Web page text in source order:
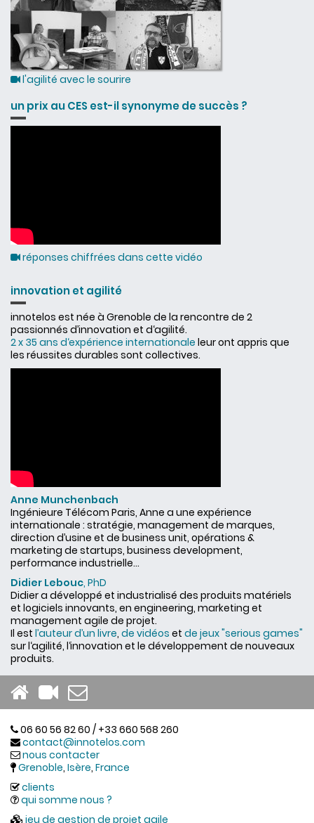
l'agilité avec le sourire
un prix au CES est-il synonyme de succès ?
réponses chiffrées dans cette vidéo
innovation et agilité
innotelos est née à Grenoble de la rencontre de 2
passionnés d’innovation et d‘agilité.
2 x 35 ans d‘expérience internationale leur ont appris que
les réussites durables sont collectives.
Anne Munchenbach
Ingénieure Télécom Paris, Anne a une expérience
internationale : stratégie, management de marques,
direction d’usine et de business unit, opérations &
marketing de startups, business development,
performance industrielle...
Didier Lebouc, PhD
Didier a développé et industrialisé des produits matériels
et logiciels innovants, en engineering, marketing et
management agile de projet.
Il est l’auteur d’un livre, de vidéos et de jeux "serious games"
sur l‘agilité, l‘innovation et le développement de nouveaux
produits.
06 60 56 82 60 / +33 660 568 260
contact@innotelos.com
nous contacter
Grenoble, Isère, France
clients
qui somme nous ?
jeu de gestion de projet agile